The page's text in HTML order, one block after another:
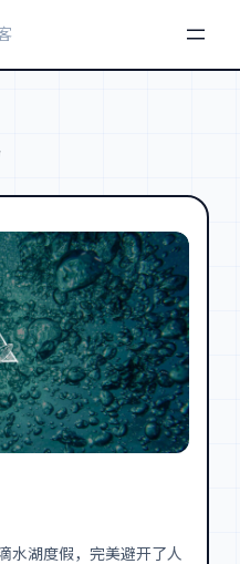
水湖度假，完美避开了人